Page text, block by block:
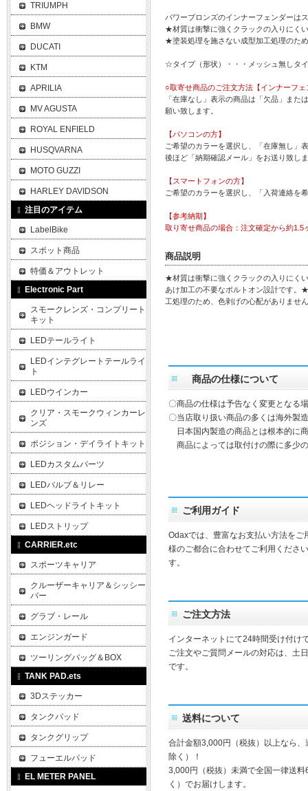
パワーブロンズのインナーフェンダーは
★材質は衝撃に強くクラックの入りにく
★塗装処理を施さない成型加工処理のた
☆タイプ（形状）・・・メッシュ無しタ
○取寄せ商品のご注文方法【インナーフェ
「在庫なし」表示の商品は「欠品」ま
願い致します。
【パソコンの方】
ご希望のカラーを選択し、「在庫無し」
後ほど「納期確認メール」をお送り致し
【スマートフォンの方】
ご希望のカラーを選択し、「入荷連絡を
【参考納期】
取り寄せ商品の場合：注文確定から約1.5
商品説明
★材質は衝撃に強くクラックの入りにく
あけ加工の不要なボルトオン設計です。
工処理のため、色剥げの心配がありませ
商品の仕様について
〇商品の仕様は予告なく変更となる
〇当店取り扱い商品の多くは海外製
日本国内製造の商品とは根本的に
商品によっては取付けの際に多少
ご利用ガイド
Odaxでは、豊富なお支払い方法を
様のご都合に合わせてご利用くださ
す。
ご注文方法
インターネットにて24時間受け付け
ご注文やご質問メールの対応は、土
です。
送料について
合計金額3,000円（税抜）以上なら
除く）！
3,000円（税抜）未満で全国一律送
く）でお届けします。
TRIUMPH
BMW
DUCATI
KTM
APRILIA
MV AGUSTA
ROYAL ENFIELD
HUSQVARNA
MOTO GUZZI
HARLEY DAVIDSON
注目のアイテム
LabelBike
スポット商品
特価＆アウトレット
Electronic Part
スモークレンズ・コンプリート
キット
LEDテールライト
LEDインテグレートテールライ
ト
LEDウインカー
クリア・スモークウィンカーレ
ンズ
ポジション・デイライトキット
LEDカスタムパーツ
LEDバルブ＆リレー
LEDヘッドライトキット
LEDストリップ
CARRIER.etc
スポーツキャリア
クルーザーキャリア＆シッシー
バー
グラブ・レール
エンジンガード
ツーリングバッグ＆BOX
TANK PAD.ets
3Dステッカー
タンクパッド
タンクグリップ
フューエルパッド
EL METER PANEL